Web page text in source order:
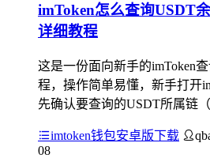
imToken怎么查询USDT
详细教程
这是一份面向新手的imToken
程，操作简单易懂，新手打开
先确认要查询的USDT所属链
imtoken钱包安卓版下载
08